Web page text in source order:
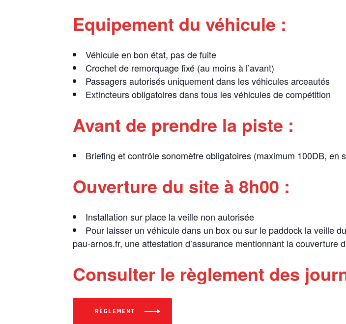
Equipement du véhicule :
Véhicule en bon état, pas de fuite
Crochet de remorquage fixé (au moins à l’avant)
Passagers autorisés uniquement dans les véhicules arceautés
Extincteurs obligatoires dans tous les véhicules de compétition
Avant de prendre la piste :
Briefing et contrôle sonomètre obligatoires (maximum 100DB, en
Ouverture du site à 8h00 :
Installation sur place la veille non autorisée
Pour laisser un véhicule dans un box ou sur le paddock la veille
pau-arnos.fr, une attestation d’assurance mentionnant la couverture
Consulter le règlement des
RÈGLEMENT